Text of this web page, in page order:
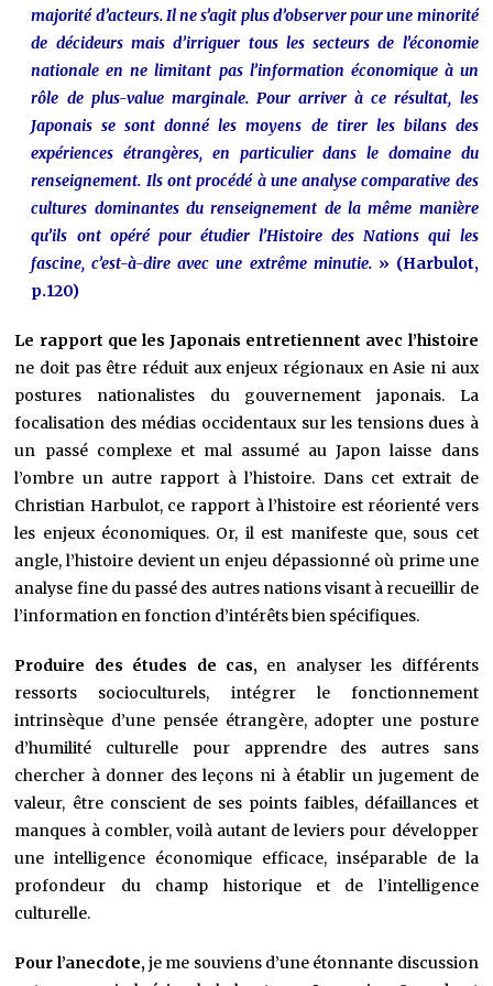
majorité d’acteurs. Il ne s’agit plus d’observer pour une minorité
de décideurs mais d’irriguer tous les secteurs de l’économie
nationale en ne limitant pas l’information économique à un
rôle de plus-value marginale. Pour arriver à ce résultat, les
Japonais se sont donné les moyens de tirer les bilans des
expériences étrangères, en particulier dans le domaine du
renseignement. Ils ont procédé à une analyse comparative des
cultures dominantes du renseignement de la même manière
qu’ils ont opéré pour étudier l’Histoire des Nations qui les
fascine, c’est-à-dire avec une extrême minutie.» (Harbulot,
p.120)
Le rapport que les Japonais entretiennent avec l’histoire
ne doit pas être réduit aux enjeux régionaux en Asie ni aux
postures nationalistes du gouvernement japonais. La
focalisation des médias occidentaux sur les tensions dues à
un passé complexe et mal assumé au Japon laisse dans
l’ombre un autre rapport à l’histoire. Dans cet extrait de
Christian Harbulot, ce rapport à l’histoire est réorienté vers
les enjeux économiques. Or, il est manifeste que, sous cet
angle, l’histoire devient un enjeu dépassionné où prime une
analyse fine du passé des autres nations visant à recueillir de
l’information en fonction d’intérêts bien spécifiques.
Produire des études de cas, en analyser les différents
ressorts socioculturels, intégrer le fonctionnement
intrinsèque d’une pensée étrangère, adopter une posture
d’humilité culturelle pour apprendre des autres sans
chercher à donner des leçons ni à établir un jugement de
valeur, être conscient de ses points faibles, défaillances et
manques à combler, voilà autant de leviers pour développer
une intelligence économique efficace, inséparable de la
profondeur du champ historique et de l’intelligence
culturelle.
Pour l’anecdote,je me souviens d’une étonnante discussion